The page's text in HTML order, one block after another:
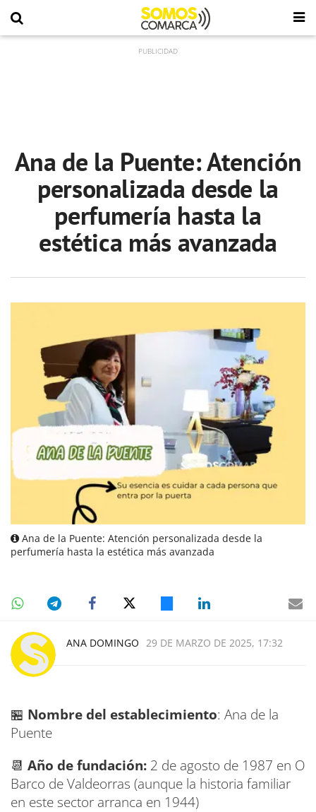
Ana de la Puente: Atención
personalizada desde la
perfumería hasta la
estética más avanzada
Ana de la Puente: Atención personalizada desde la
perfumería hasta la estética más avanzada
ANA DOMINGO 29 DE MARZO DE 2025, 17:32
🏪 Nombre del establecimiento: Ana de la
Puente
📆 Año de fundación: 2 de agosto de 1987 en O
Barco de Valdeorras (aunque la historia familiar
en este sector arranca en 1944)